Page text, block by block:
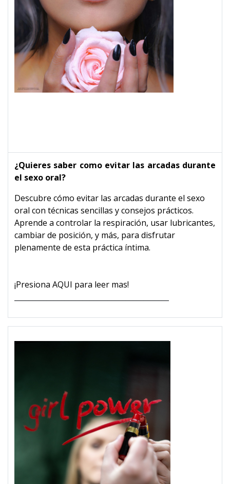
¿Quieres saber como evitar las arcadas durante
el sexo oral?
Descubre cómo evitar las arcadas durante el sexo
oral con técnicas sencillas y consejos prácticos.
Aprende a controlar la respiración, usar lubricantes,
cambiar de posición, y más, para disfrutar
plenamente de esta práctica íntima.
¡Presiona AQUI para leer mas!